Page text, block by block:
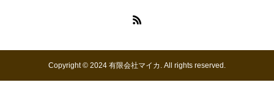
Copyright © 2024 有限会社マイカ. All rights reserved.